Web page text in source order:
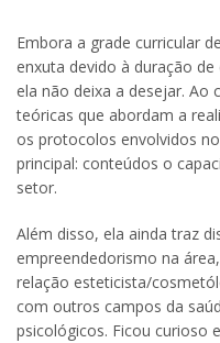
Embora a grade curricular
enxuta devido à duração
ela não deixa a desejar. Ao
teóricas que abordam a
os protocolos envolvidos
principal: conteúdos o
setor.
Além disso, ela ainda traz
empreendedorismo na
relação esteticista/
com outros campos da
psicológicos. Ficou curioso